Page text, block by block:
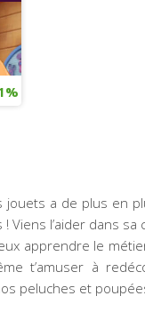
La Peluche
a de plus en
l’aider dans sa
apprendre le
t’amuser à
peluches et